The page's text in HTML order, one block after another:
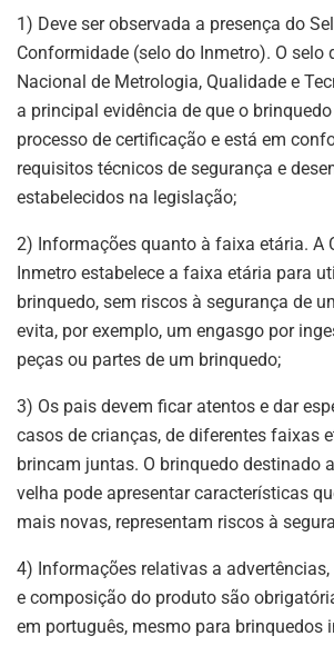
1) Deve ser observada a presença do
Conformidade (selo do Inmetro). O selo
Nacional de Metrologia, Qualidade e
a principal evidência de que o
processo de certificação e está em
requisitos técnicos de segurança e
estabelecidos na legislação;
2) Informações quanto à faixa etária. A
Inmetro estabelece a faixa etária para
brinquedo, sem riscos à segurança de
evita, por exemplo, um engasgo por
peças ou partes de um brinquedo;
3) Os pais devem ficar atentos e dar
casos de crianças, de diferentes faixas
brincam juntas. O brinquedo destinado
velha pode apresentar características
mais novas, representam riscos à
4) Informações relativas a
e composição do produto são
em português, mesmo para brinquedos